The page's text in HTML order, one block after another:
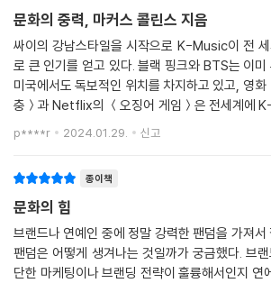
『문화의 중력』은 7개의 파트로 구성되어 있다. 먼
과 체계에 대해 탐구한 후, 2장에서 문화가 사람들
강력한 영향력을 가지는 이유를 ‘회중’이라는 개
3장과 4장에서는 문화의 힘을 활용하는 방법을
소개했다. 일단 회중을 설정했다면, 제품의 장점
념과 가치관에 대한 ‘복음’을 전하는 데에 집중해
을 전하는 과정에서 사람들이 메시지를 어떻게 해
떤 일이 일어나는지에 대해, 6장에서는 빠르게 변
화의 흐름을 어떻게 탐색할 수 있는지에 대해 살펴
는 문화의 영향력을 활용할 때 반드시 따르는 ‘책
을 마무리한다. 즉 우리는 문화가 우리를 위해 무
니라, 우리가 문화를 위해 무엇을 할 수 있는지도
문화의 중력, 마커스 콜린스 지음
싸이의 강남스타일을 시작으로 K-Music이 전
로 큰 인기를 얻고 있다. 블랙 핑크와 BTS는 이미
미국에서도 독보적인 위치를 차지하고 있고, 영화
충＞과 Netflix의 ＜오징어 게임＞은 전세계에
re를 알렸고, 요즈음에는 또한 K-Food로 알려진
전통적인 음식 문화가 전 세계에 고급 및 건강 식
p****r 2024.01.29. 신고
종이책
문화의 힘
브랜드나 연예인 중에 정말 강력한 팬덤을 가져서
팬덤은 어떻게 생겨나는 것일까가 궁금했다. 브
단한 마케팅이나 브랜딩 전략이 훌륭해서인지 연